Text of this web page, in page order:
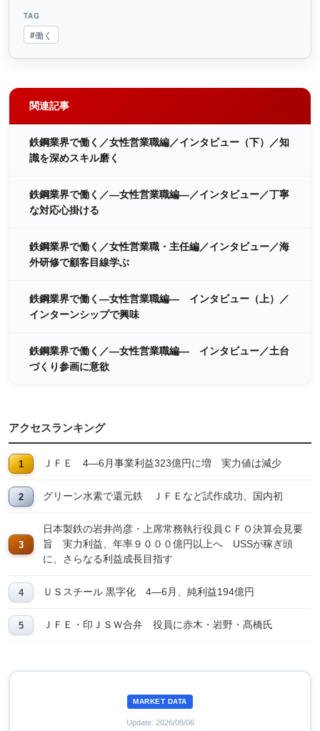
TAG
#働く
関連記事
鉄鋼業界で働く／女性営業職編／インタビュー（下）／知
識を深めスキル磨く
鉄鋼業界で働く／―女性営業職編―／インタビュー／丁寧
な対応心掛ける
鉄鋼業界で働く／女性営業職・主任編／インタビュー／海
外研修で顧客目線学ぶ
鉄鋼業界で働く―女性営業職編― インタビュー（上）／
インターンシップで興味
鉄鋼業界で働く／―女性営業職編― インタビュー／土台
づくり参画に意欲
アクセスランキング
ＪＦＥ 4―6月事業利益323億円に増 実力値は減少
グリーン水素で還元鉄 ＪＦＥなど試作成功、国内初
日本製鉄の岩井尚彦・上席常務執行役員ＣＦＯ決算会見要
旨 実力利益、年率９０００億円以上へ USSが稼ぎ頭
に、さらなる利益成長目指す
ＵＳスチール 黒字化 4―6月、純利益194億円
ＪＦＥ・印ＪＳＷ合弁 役員に赤木・岩野・髙橋氏
MARKET DATA
Update: 2026/08/06